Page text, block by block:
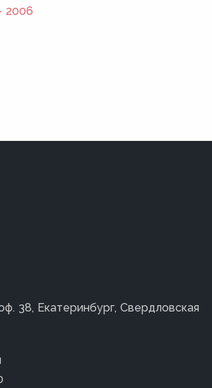
2006
38, Екатеринбург, Свердловская